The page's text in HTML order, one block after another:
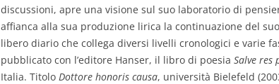
discussioni, apre una visione sul suo laboratorio di
affianca alla sua produzione lirica la continuazione del
libero diario che collega diversi livelli cronologici e varie
pubblicato con l’editore Hanser, il libro di poesia Salve res
Italia. Titolo Dottore honoris causa, università Bielefeld